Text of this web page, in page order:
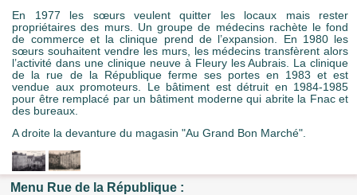
En 1977 les sœurs veulent quitter les locaux mais rester
propriétaires des murs. Un groupe de médecins rachète le fond
de commerce et la clinique prend de l’expansion. En 1980 les
sœurs souhaitent vendre les murs, les médecins transfèrent alors
l’activité dans une clinique neuve à Fleury les Aubrais. La clinique
de la rue de la République ferme ses portes en 1983 et est
vendue aux promoteurs. Le bâtiment est détruit en 1984-1985
pour être remplacé par un bâtiment moderne qui abrite la Fnac et
des bureaux.
A droite la devanture du magasin "Au Grand Bon Marché".
Menu Rue de la République :